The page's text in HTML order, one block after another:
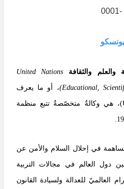
والعلم والثقافة United Nations
Educational,
)، أو ما يعرف
)، هي وكالةٌ متخصّصةٌ تتبع منظمة
في إحلال السلام والأمن عن
دول العالم في مجالات التربية
العالميّ للعدالة ولسيادة القانون